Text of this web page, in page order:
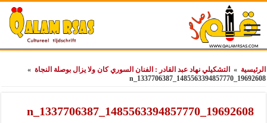
الرئيسية » التشكيلي نهاد عبد القادر : الفنان السوري كان ولا يزال بوصلة النجاة »
19692608_1485563394857770_1337706387_n
19692608_1485563394857770_1337706387_n